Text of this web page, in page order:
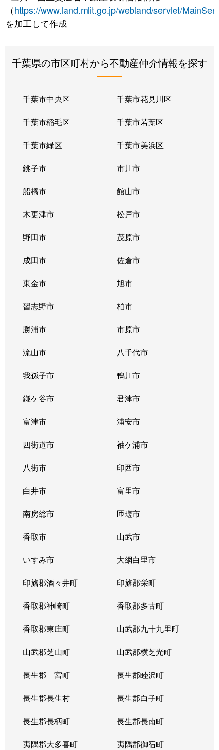
（https://www.land.mlit.go.jp/webland/servlet/
を加工して作成
千葉県の市区町村から不動産仲介情報を探す
千葉市中央区 千葉市花見川区
千葉市稲毛区 千葉市若葉区
千葉市緑区 千葉市美浜区
銚子市 市川市
船橋市 館山市
木更津市 松戸市
野田市 茂原市
成田市 佐倉市
東金市 旭市
習志野市 柏市
勝浦市 市原市
流山市 八千代市
我孫子市 鴨川市
鎌ケ谷市 君津市
富津市 浦安市
四街道市 袖ケ浦市
八街市 印西市
白井市 富里市
南房総市 匝瑳市
香取市 山武市
いすみ市 大網白里市
印旛郡酒々井町 印旛郡栄町
香取郡神崎町 香取郡多古町
香取郡東庄町 山武郡九十九里町
山武郡芝山町 山武郡横芝光町
長生郡一宮町 長生郡睦沢町
長生郡長生村 長生郡白子町
長生郡長柄町 長生郡長南町
夷隅郡大多喜町 夷隅郡御宿町